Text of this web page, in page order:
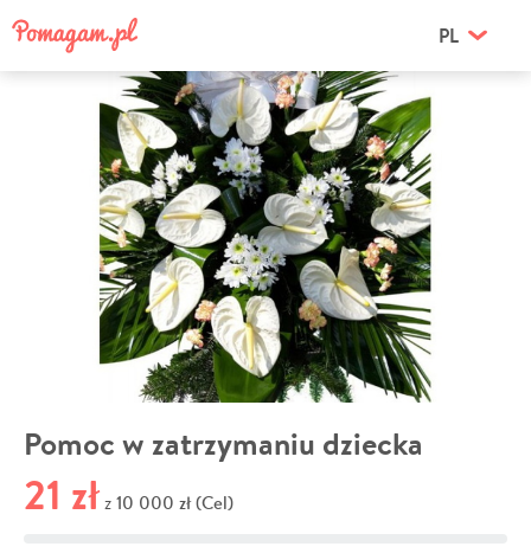
PL
Pomoc w zatrzymaniu dziecka
21 zł z 10 000 zł (Cel)